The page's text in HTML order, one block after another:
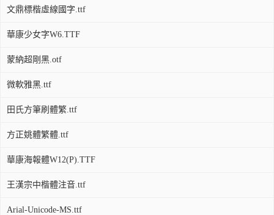
文鼎標楷虛線國字.ttf
華康少女字W6.TTF
蒙納超剛黑.otf
微軟雅黑.ttf
田氏方筆刷體繁.ttf
方正姚體繁體.ttf
華康海報體W12(P).TTF
王漢宗中楷體注音.ttf
Arial-Unicode-MS.ttf